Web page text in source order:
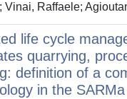
Vinai, Raffaele;
life cycle
quarrying,
definition of a
in the